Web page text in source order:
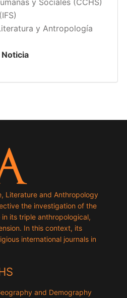
y Antropología
Literature and Anthropology
the investigation of the
its triple anthropological,
In this context, its
international journals in
and Demography